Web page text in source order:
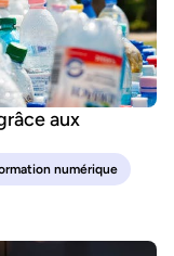
aux
numérique